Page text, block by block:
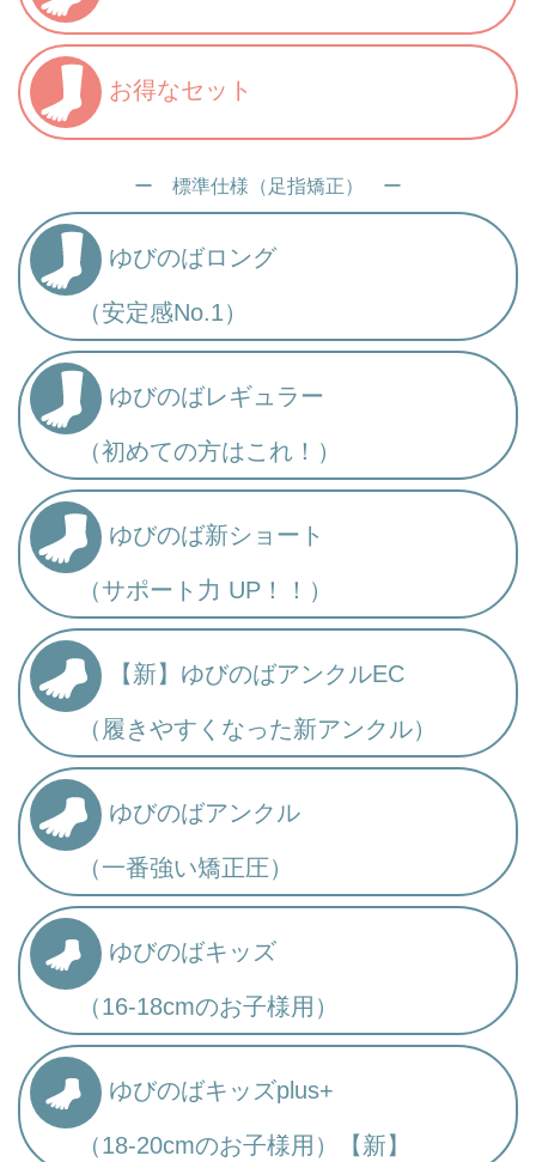
お得なセット
ー 標準仕様（足指矯正） ー
ゆびのばロング
（安定感No.1）
ゆびのばレギュラー
（初めての方はこれ！）
ゆびのば新ショート
（サポート力 UP！！）
【新】ゆびのばアンクルEC
（履きやすくなった新アンクル）
ゆびのばアンクル
（一番強い矯正圧）
ゆびのばキッズ
（16-18cmのお子様用）
ゆびのばキッズplus+
（18-20cmのお子様用）【新】